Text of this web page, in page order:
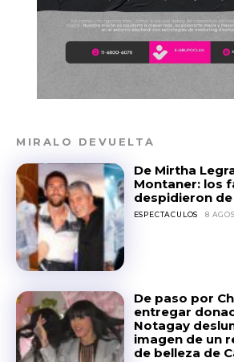
MIRALO DEVUELTA
De Mirtha
Montaner: los
despidieron
ESPECTACULOS 8
De paso por
entregar
Notagay
imagen de un
de belleza de